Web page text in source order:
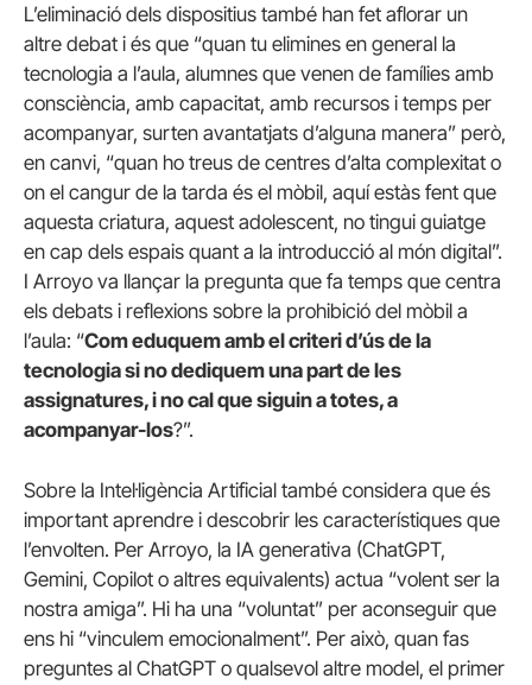
L’eliminació dels dispositius també han fet aflorar un
altre debat i és que “quan tu elimines en general la
tecnologia a l’aula, alumnes que venen de famílies amb
consciència, amb capacitat, amb recursos i temps per
acompanyar, surten avantatjats d’alguna manera” però,
en canvi, “quan ho treus de centres d’alta complexitat o
on el cangur de la tarda és el mòbil, aquí estàs fent que
aquesta criatura, aquest adolescent, no tingui guiatge
en cap dels espais quant a la introducció al món digital”.
I Arroyo va llançar la pregunta que fa temps que centra
els debats i reflexions sobre la prohibició del mòbil a
l’aula: “Com eduquem amb el criteri d’ús de la
tecnologia si no dediquem una part de les
assignatures, i no cal que siguin a totes, a
acompanyar-los?”.
Sobre la Intel·ligència Artificial també considera que és
important aprendre i descobrir les característiques que
l’envolten. Per Arroyo, la IA generativa (ChatGPT,
Gemini, Copilot o altres equivalents) actua “volent ser la
nostra amiga”. Hi ha una “voluntat” per aconseguir que
ens hi “vinculem emocionalment”. Per això, quan fas
preguntes al ChatGPT o qualsevol altre model, el primer